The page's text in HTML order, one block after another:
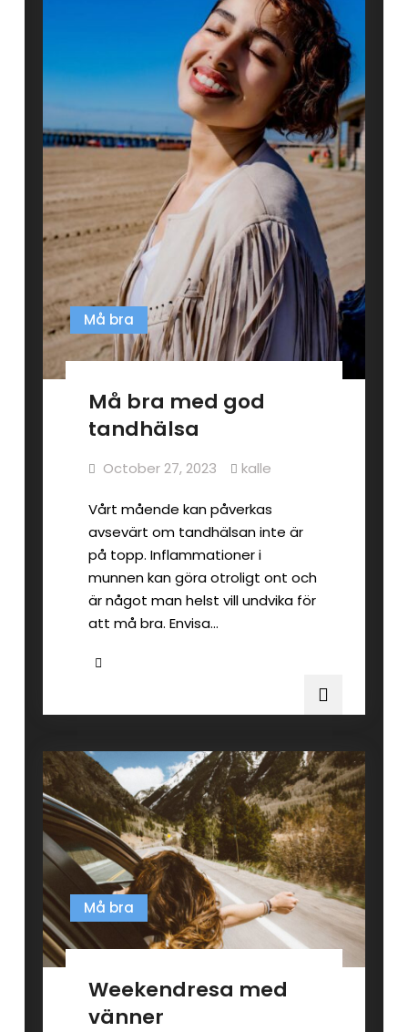
Må bra
Må bra med god
tandhälsa
October 27, 2023 kalle
Vårt mående kan påverkas
avsevärt om tandhälsan inte är
på topp. Inflammationer i
munnen kan göra otroligt ont och
är något man helst vill undvika för
att må bra. Envisa…
Må bra
Weekendresa med
vänner